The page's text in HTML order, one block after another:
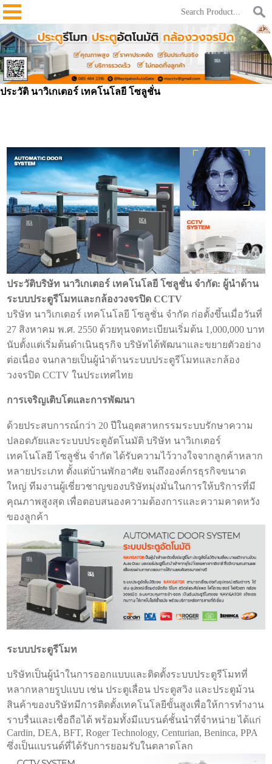
ประวัติ นาวิเกเตอร์ เทคโนโลยี โซลูชั่น
ประวัติบริษัท นาวิเกเตอร์ เทคโนโลยี โซลูชั่น จำกัด: ผู้นำด้าน
ระบบประตูรีโมทและกล้องวงจรปิด CCTV
บริษัท นาวิเกเตอร์ เทคโนโลยี โซลูชั่น จำกัด ก่อตั้งขึ้นเมื่อวันที่
27 สิงหาคม พ.ศ. 2550 ด้วยทุนจดทะเบียนเริ่มต้น 1,000,000 บาท
นับตั้งแต่เริ่มต้นดำเนินธุรกิจ บริษัทได้พัฒนาและขยายตัวอย่าง
ต่อเนื่อง จนกลายเป็นผู้นำด้านระบบประตูรีโมทและกล้อง
วงจรปิด CCTV ในประเทศไทย
การเจริญเติบโตและการพัฒนา
ด้วยประสบการณ์กว่า 20 ปีในอุตสาหกรรมระบบรักษาความ
ปลอดภัยและระบบประตูอัตโนมัติ บริษัท นาวิเกเตอร์
เทคโนโลยี โซลูชั่น จำกัด ได้รับความไว้วางใจจากลูกค้าหลาก
หลายประเภท ตั้งแต่บ้านพักอาศัย จนถึงองค์กรธุรกิจขนาด
ใหญ่ ทีมงานผู้เชี่ยวชาญของบริษัทมุ่งมั่นในการให้บริการที่มี
คุณภาพสูงสุด เพื่อตอบสนองความต้องการและความคาดหวัง
ของลูกค้า
ระบบประตูรีโมท
บริษัทเป็นผู้นำในการออกแบบและติดตั้งระบบประตูรีโมทที่
หลากหลายรูปแบบ เช่น ประตูเลื่อน ประตูสวิง และประตูม้วน
สินค้าของบริษัทมีการติดตั้งเทคโนโลยีขั้นสูงเพื่อให้การทำงาน
ราบรื่นและเชื่อถือได้ พร้อมทั้งมีแบรนด์ชั้นนำที่จำหน่าย ได้แก่
Cardin, DEA, BFT, Roger Technology, Centurian, Beninca, PPA
ซึ่งเป็นแบรนด์ที่ได้รับการยอมรับในตลาดโลก